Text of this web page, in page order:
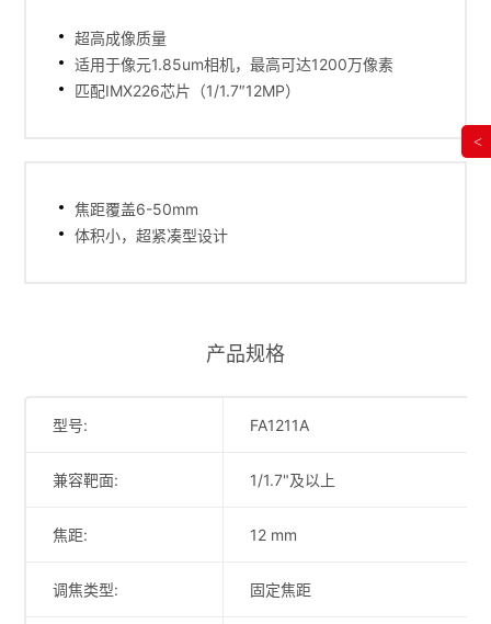
超高成像质量
适用于像元1.85um相机，最高可达1200万像素
匹配IMX226芯片（1/1.7″12MP）
焦距覆盖6-50mm
体积小，超紧凑型设计
产品规格
型号: FA1211A
兼容靶面: 1/1.7"及以上
焦距: 12 mm
调焦类型: 固定焦距
<